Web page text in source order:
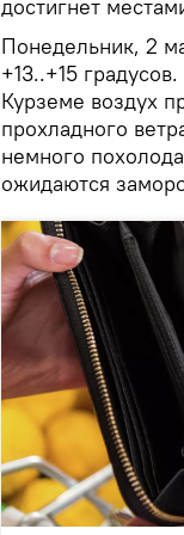
достигнет
Понедельник, 2
+13..+15
Курземе воздух
прохладного
немного
ожидаются